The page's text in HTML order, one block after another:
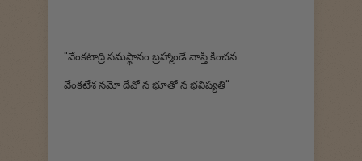
"వేంకటాద్రి సమస్థానం బ్రహ్మాండే నాస్తి కించన
వేంకటేశ నమో దేవో న భూతో న భవిష్యతి"